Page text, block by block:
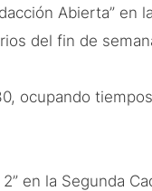
Abierta” en
del fin de
ocupando
en la Segunda